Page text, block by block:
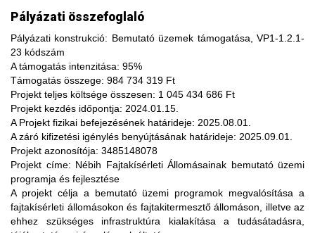
Pályázati összefoglaló
Pályázati konstrukció: Bemutató üzemek támogatása, VP1-1.2.1-
23 kódszám
A támogatás intenzitása: 95%
Támogatás összege: 984 734 319 Ft
Projekt teljes költsége összesen: 1 045 434 686 Ft
Projekt kezdés időpontja: 2024.01.15.
A Projekt fizikai befejezésének határideje: 2025.08.01.
A záró kifizetési igénylés benyújtásának határideje: 2025.09.01.
Projekt azonosítója: 3485148078
Projekt címe: Nébih Fajtakísérleti Állomásainak bemutató üzemi
programja és fejlesztése
A projekt céljaa bemutató üzemi programok megvalósítása a
fajtakísérleti állomásokon és fajtakitermesztő állomáson, illetve az
ehhez szükséges infrastruktúra kialakítása a tudásátadásra,
A fajtakísérleti és fajtakitermesztési állomások
modernizálásával, olyan növényfajta kísérleteket lehet
végezni, melyekkel limitálhatóak a mezőgazdasági termesztés
bizonytalanságából adódó negatív hatások, növelhető a
termésbiztonság, valamint a növényi kórokozókkal, kártevőkkel
szembeni ellenálló képesség. A fajtakísérlet során megszerzett
tapasztalatok átadása az agrárgazdaság szereplői részére egy
olyan, a hagyományostól eltérő jellegű tudás megszerzési
lehetőség, amelynek során a résztvevők elsősorban
gyakorlatorientált ismeretanyaggal, tapasztalatokkal
gazdagodhatnak, a fajtahasználaton túl, az aktuális termelési
eljárások és gazdaságszervezési minták alkalmazása
tekintetében. A gazdálkodók olyan innovatív ismereteket,
növénykultúrákat (fajtákat), környezetvédelmi megoldásokat
ismerhetnek meg, amelyek alkalmazása révén
optimalizálhatják a termelést, csökkenthetik a szennyezőanyag